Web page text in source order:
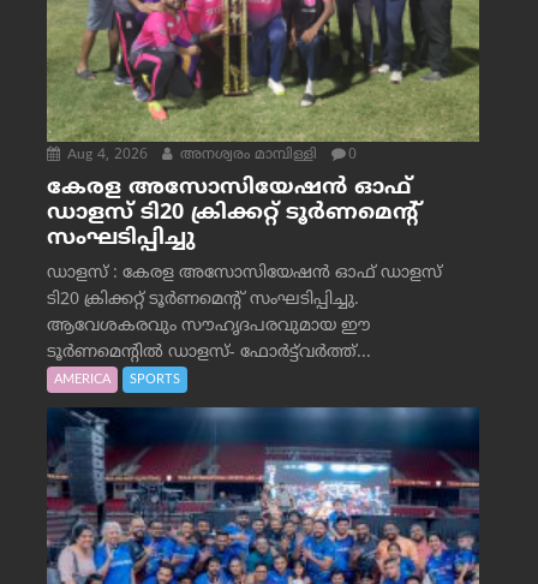
Aug 4, 2026 അനശ്വരം മാമ്പിള്ളി 0
കേരള അസോസിയേഷൻ ഓഫ്
ഡാളസ് ടി20 ക്രിക്കറ്റ് ടൂർണമെന്റ്
സംഘടിപ്പിച്ചു
ഡാളസ് : കേരള അസോസിയേഷൻ ഓഫ് ഡാളസ്
ടി20 ക്രിക്കറ്റ് ടൂർണമെന്റ് സംഘടിപ്പിച്ചു.
ആവേശകരവും സൗഹൃദപരവുമായ ഈ
ടൂർണമെന്റിൽ ഡാളസ്- ഫോർട്ട്‌വര്‍ത്ത്...
AMERICA SPORTS